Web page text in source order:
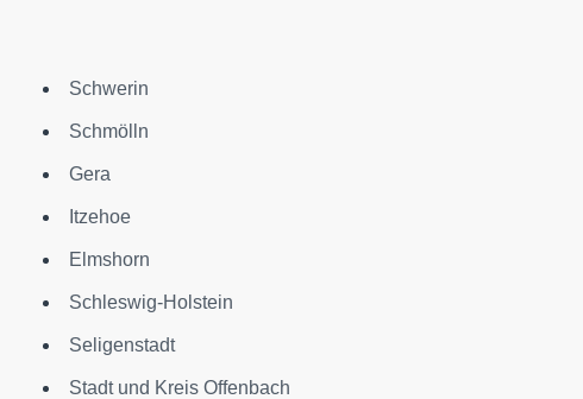
Schwerin
Schmölln
Gera
Itzehoe
Elmshorn
Schleswig-Holstein
Seligenstadt
Stadt und Kreis Offenbach